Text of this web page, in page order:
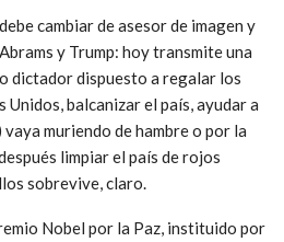
cambiar de asesor de imagen y
y Trump: hoy transmite una
dictador dispuesto a regalar los
Unidos, balcanizar el país, ayudar a
vaya muriendo de hambre o por la
limpiar el país de rojos
sobrevive, claro.
Nobel por la Paz, instituido por